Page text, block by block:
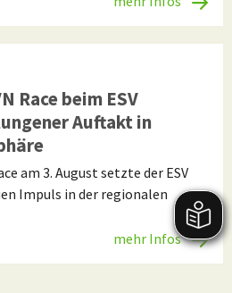
Race beim ESV
Auftakt in
am 3. August setzte der ESV
Impuls in der regionalen
mehr Infos